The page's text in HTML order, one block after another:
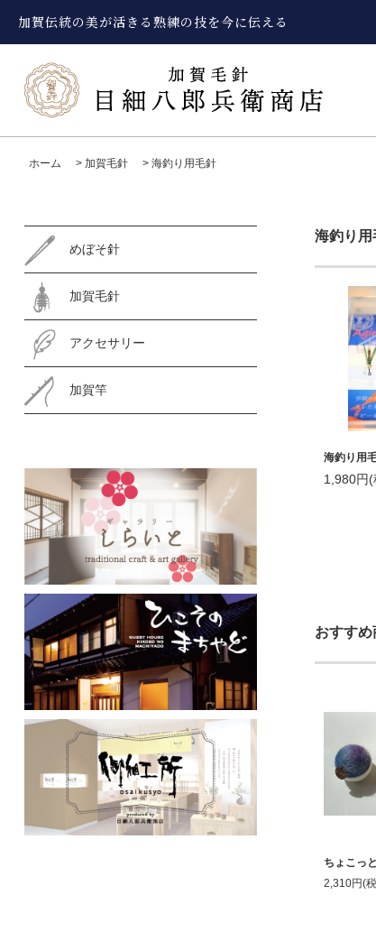
加賀伝統の美が活きる熟練の技を今に伝える
ホーム > 加賀毛針 > 海釣り用毛針
めぼそ針
加賀毛針
アクセサリー
加賀竿
海釣り用
海釣り用
1,980円(
おすすめ
ちょこっ
2,310円(